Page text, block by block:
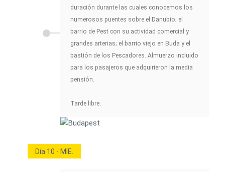
duración durante las cuales conocemos los
numerosos puentes sobre el Danubio; el
barrio de Pest con su actividad comercial y
grandes arterias; el barrio viejo en Buda y el
bastión de los Pescadores. Almuerzo incluido
para los pasajeros que adquirieron la media
pensión.
Tarde libre.
Día 10 - MIE.